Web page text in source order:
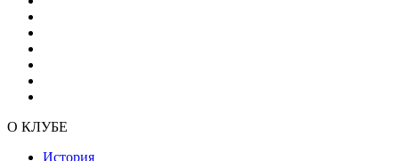
О КЛУБЕ
История